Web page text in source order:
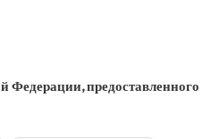
Федерации, предоставленного